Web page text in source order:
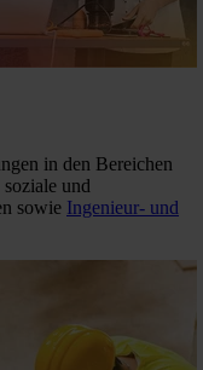
in den Bereichen
soziale und
sowie Ingenieur- und